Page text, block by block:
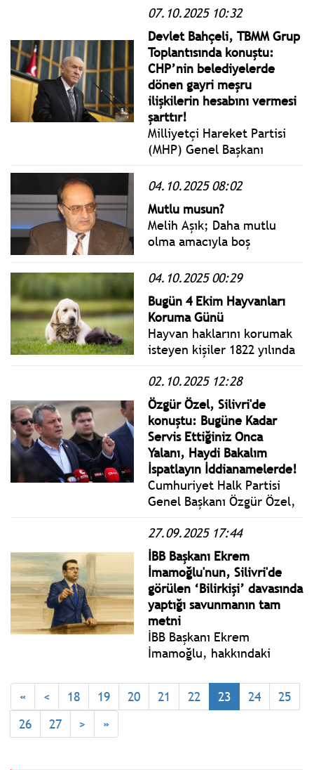
"durulmaması halinde
gemilere müdahale
edeceği" anonsları
duyuldu.
07.10.2025 10:32
Devlet Bahçeli, TBMM Grup
Toplantısında konuştu:
CHP’nin belediyelerde
dönen gayri meşru
ilişkilerin hesabını vermesi
şarttır!
Milliyetçi Hareket Partisi
(MHP) Genel Başkanı
Dönem Türkiye Büyük
Yasama Yılının ilk grup
toplantısında konuştu.
04.10.2025 08:02
Mutlu musun?
Melih Aşık; Daha mutlu
olma amacıyla boş
heveslerin peşinde koşmak
yarattığı hayal kırıklığı acı
ve mutsuzluk getirir.
04.10.2025 00:29
Bugün 4 Ekim Hayvanları
Koruma Günü
Hayvan haklarını korumak
isteyen kişiler 1822 yılında
gelerek ilk hayvan koruma
birliğini kurarlar.
Ülkemizde Hayvanları
Koruma Derneği 1908
yılında kuruldu.
02.10.2025 12:28
Özgür Özel, Silivri'de
konuştu: Bugüne Kadar
Servis Ettiğiniz Onca
Yalanı, Haydi Bakalım
İspatlayın İddianamelerde!
Cumhuriyet Halk Partisi
Genel Başkanı Özgür Özel,
ziyaretlerinin ardından
açıklamalarda bulundu.
27.09.2025 17:44
İBB Başkanı Ekrem
İmamoğlu'nun, Silivri'de
görülen ‘Bilirkişi’ davasında
yaptığı savunmanın tam
metni
İBB Başkanı Ekrem
İmamoğlu, hakkındaki
davalara bilirkişi olarak
atanan kişiye yönelik
« < 18 19 20 21 22 23 24
25
26
27 > »